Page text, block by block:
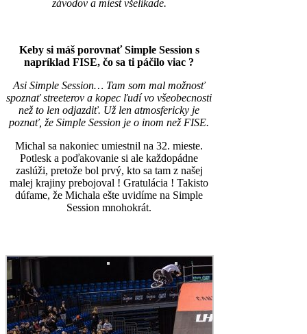
závodov a miest všelikade.
Keby si máš porovnať Simple Session s
napríklad FISE, čo sa ti páčilo viac ?
Asi Simple Session… Tam som mal možnosť
spoznať streeterov a kopec ľudí vo všeobecnosti
než to len odjazdiť. Už len atmosfericky je
poznať, že Simple Session je o inom než FISE.
Michal sa nakoniec umiestnil na 32. mieste.
Potlesk a poďakovanie si ale každopádne
zaslúži, pretože bol prvý, kto sa tam z našej
malej krajiny prebojoval ! Gratulácia ! Takisto
dúfame, že Michala ešte uvidíme na Simple
Session mnohokrát.